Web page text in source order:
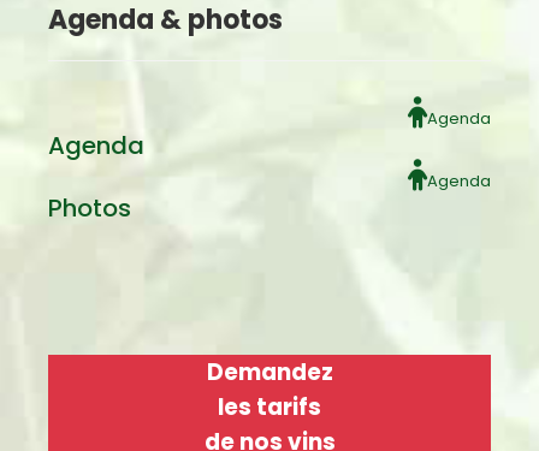
Agenda & photos
Agenda
Agenda
Agenda
Photos
Demandez
les tarifs
de nos vins